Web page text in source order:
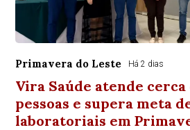
Primavera do Leste Há 2 dias
Vira Saúde atende cerca
pessoas e supera meta
laboratoriais em